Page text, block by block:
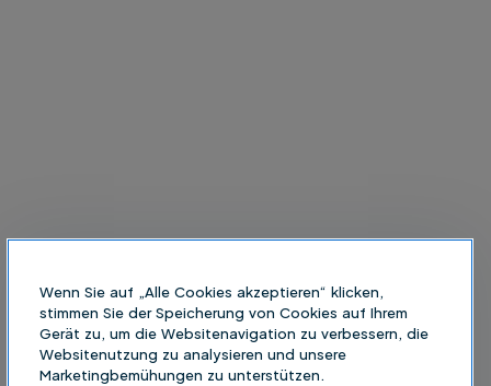
Wenn Sie auf „Alle Cookies akzeptieren“ klicken,
stimmen Sie der Speicherung von Cookies auf Ihrem
Gerät zu, um die Websitenavigation zu verbessern, die
Websitenutzung zu analysieren und unsere
Marketingbemühungen zu unterstützen.